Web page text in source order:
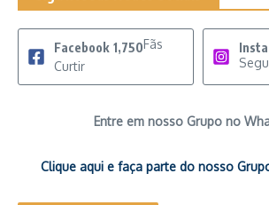
Facebook 1,750Fãs
Curtir
Entre em nosso Grupo no
Clique aqui e faça parte do nosso